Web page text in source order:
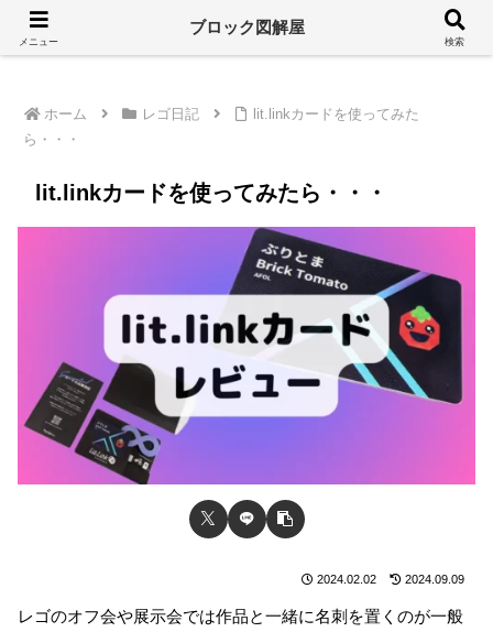
溢れるレゴ情報をシンプルに
ホーム レゴ日記
lit.linkカードを使ってみた
ら・・・
lit.linkカードを使ってみたら・・・
2024.02.02 2024.09.09
レゴのオフ会や展示会では作品と一緒に名刺を置くのが一般
メニュー
ブロック図解屋
検索